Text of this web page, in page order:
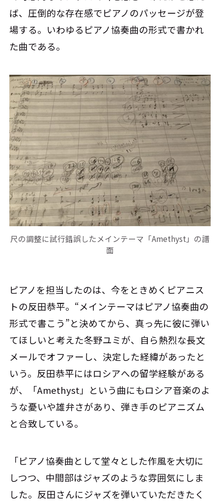
ば、圧倒的な存在感でピアノのパッセージが登
場する。いわゆるピアノ協奏曲の形式で書かれ
た曲である。
尺の調整に試行錯誤したメインテーマ「Amethyst」の譜
面
ピアノを担当したのは、今をときめくピアニス
トの反田恭平。“メインテーマはピアノ協奏曲の
形式で書こう”と決めてから、真っ先に彼に弾い
てほしいと考えた冬野ユミが、自ら熱烈な長文
メールでオファーし、決定した経緯があったと
いう。反田恭平にはロシアへの留学経験がある
が、「Amethyst」という曲にもロシア音楽のよ
うな憂いや雄弁さがあり、弾き手のピアニズム
と合致している。
「ピアノ協奏曲として堂々とした作風を大切に
しつつ、中間部はジャズのような雰囲気にしま
した。反田さんにジャズを弾いていただきたく